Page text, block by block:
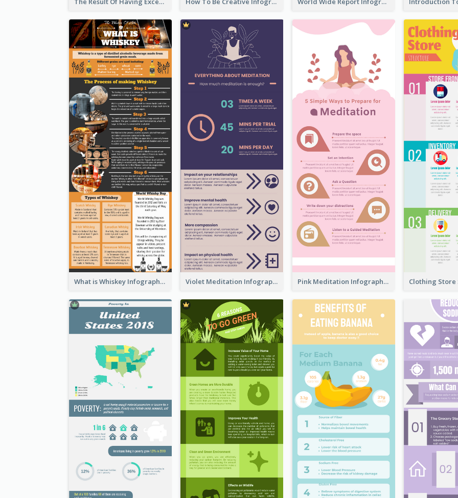
What is Whiskey Infographic Violet Meditation Infographic Pink Meditation Infographic